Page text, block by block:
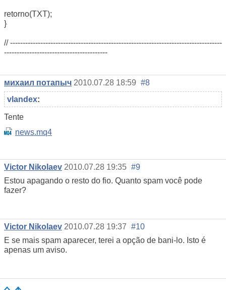
retorno(TXT);
}
// ------------------------------------------------------------------------------------
-----------------------------------------
михаил потапыч 2010.07.28 18:59 #8
vlandex:
Tente
news.mq4
Victor Nikolaev 2010.07.28 19:35 #9
Estou apagando o resto do fio. Quanto spam você pode
fazer?
Victor Nikolaev 2010.07.28 19:37 #10
E se mais spam aparecer, terei a opção de bani-lo. Isto é
apenas um aviso.